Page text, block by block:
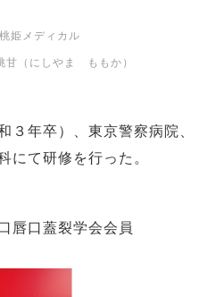
姫メディカル
（にしやま ももか）
３年卒）、東京警察病院、
にて研修を行った。
唇口蓋裂学会会員